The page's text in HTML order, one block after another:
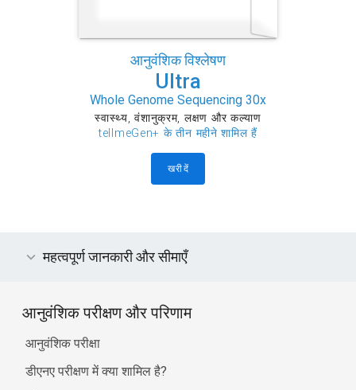
आनुवंशिक विश्लेषण
Ultra
Whole Genome Sequencing 30x
स्वास्थ्य, वंशानुक्रम, लक्षण और कल्याण
tellmeGen+ के तीन महीने शामिल हैं
खरीदें
महत्वपूर्ण जानकारी और सीमाएँ
आनुवंशिक परीक्षण और परिणाम
आनुवंशिक परीक्षा
डीएनए परीक्षण में क्या शामिल है?